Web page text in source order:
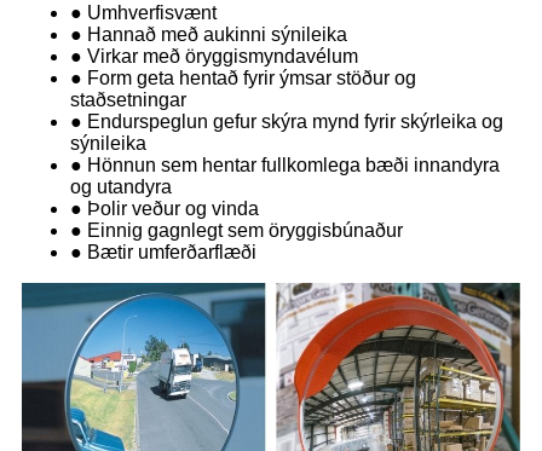
● Umhverfisvænt
● Hannað með aukinni sýnileika
● Virkar með öryggismyndavélum
● Form geta hentað fyrir ýmsar stöður og
staðsetningar
● Endurspeglun gefur skýra mynd fyrir skýrleika og
sýnileika
● Hönnun sem hentar fullkomlega bæði innandyra
og utandyra
● Þolir veður og vinda
● Einnig gagnlegt sem öryggisbúnaður
● Bætir umferðarflæði